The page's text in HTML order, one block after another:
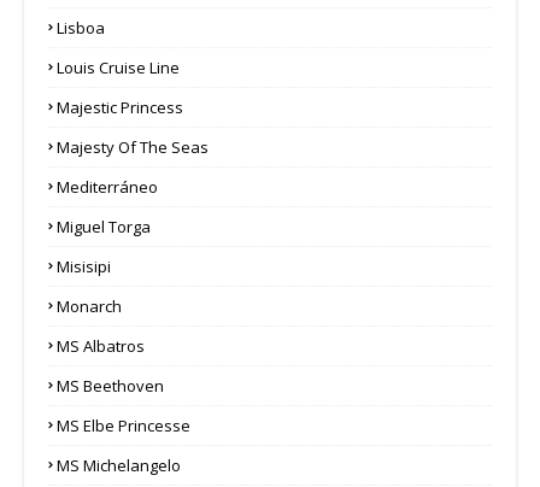
Lisboa
Louis Cruise Line
Majestic Princess
Majesty Of The Seas
Mediterráneo
Miguel Torga
Misisipi
Monarch
MS Albatros
MS Beethoven
MS Elbe Princesse
MS Michelangelo